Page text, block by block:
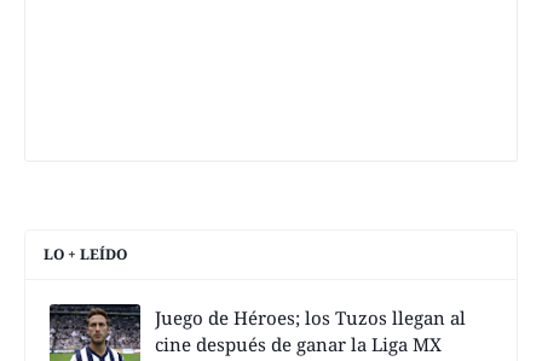
LO + LEÍDO
Juego de Héroes; los Tuzos llegan al
cine después de ganar la Liga MX